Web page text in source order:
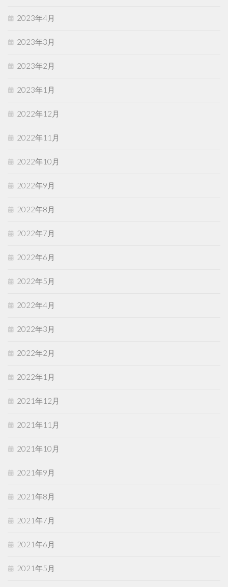
2023年4月
2023年3月
2023年2月
2023年1月
2022年12月
2022年11月
2022年10月
2022年9月
2022年8月
2022年7月
2022年6月
2022年5月
2022年4月
2022年3月
2022年2月
2022年1月
2021年12月
2021年11月
2021年10月
2021年9月
2021年8月
2021年7月
2021年6月
2021年5月